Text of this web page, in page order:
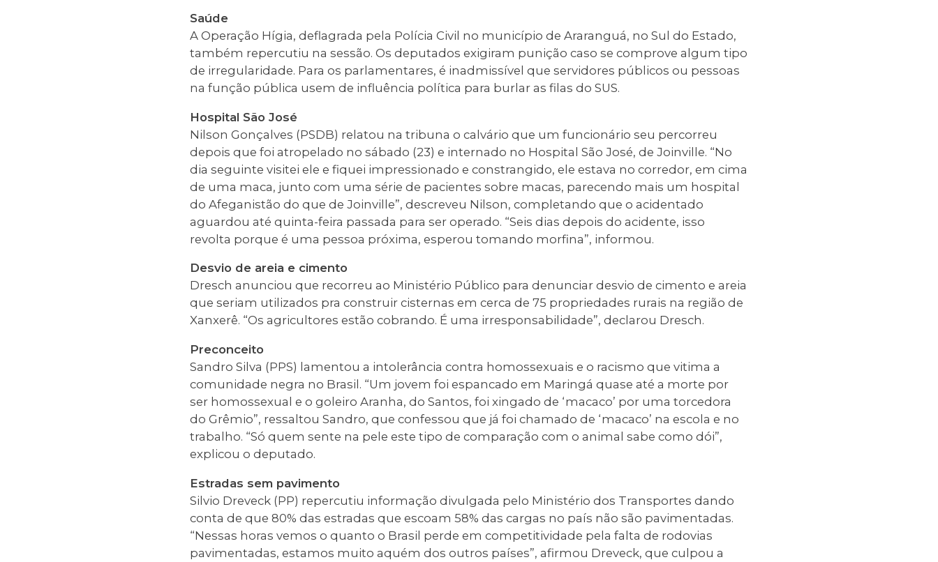
Saúde
A Operação Hígia, deflagrada pela Polícia Civil no município de Araranguá, no Sul do Estado,
também repercutiu na sessão. Os deputados exigiram punição caso se comprove algum tipo
de irregularidade. Para os parlamentares, é inadmissível que servidores públicos ou pessoas
na função pública usem de influência política para burlar as filas do SUS.
Hospital São José
Nilson Gonçalves (PSDB) relatou na tribuna o calvário que um funcionário seu percorreu
depois que foi atropelado no sábado (23) e internado no Hospital São José, de Joinville. “No
dia seguinte visitei ele e fiquei impressionado e constrangido, ele estava no corredor, em cima
de uma maca, junto com uma série de pacientes sobre macas, parecendo mais um hospital
do Afeganistão do que de Joinville”, descreveu Nilson, completando que o acidentado
aguardou até quinta-feira passada para ser operado. “Seis dias depois do acidente, isso
revolta porque é uma pessoa próxima, esperou tomando morfina”, informou.
Desvio de areia e cimento
Dresch anunciou que recorreu ao Ministério Público para denunciar desvio de cimento e areia
que seriam utilizados pra construir cisternas em cerca de 75 propriedades rurais na região de
Xanxerê. “Os agricultores estão cobrando. É uma irresponsabilidade”, declarou Dresch.
Preconceito
Sandro Silva (PPS) lamentou a intolerância contra homossexuais e o racismo que vitima a
comunidade negra no Brasil. “Um jovem foi espancado em Maringá quase até a morte por
ser homossexual e o goleiro Aranha, do Santos, foi xingado de ‘macaco’ por uma torcedora
do Grêmio”, ressaltou Sandro, que confessou que já foi chamado de ‘macaco’ na escola e no
trabalho. “Só quem sente na pele este tipo de comparação com o animal sabe como dói”,
explicou o deputado.
Estradas sem pavimento
Silvio Dreveck (PP) repercutiu informação divulgada pelo Ministério dos Transportes dando
conta de que 80% das estradas que escoam 58% das cargas no país não são pavimentadas.
“Nessas horas vemos o quanto o Brasil perde em competitividade pela falta de rodovias
pavimentadas, estamos muito aquém dos outros países”, afirmou Dreveck, que culpou a